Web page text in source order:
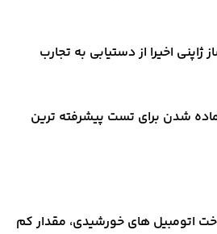
اخیرا از دستیابی به تجارب
شدن برای تست پیشرفته ترین
اتومبیل های خورشیدی، مقدار کم